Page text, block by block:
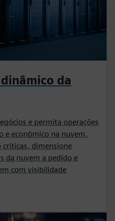
da
e permita operações
e econômico na nuvem.
críticas, dimensione
da nuvem a pedido e
com visibilidade